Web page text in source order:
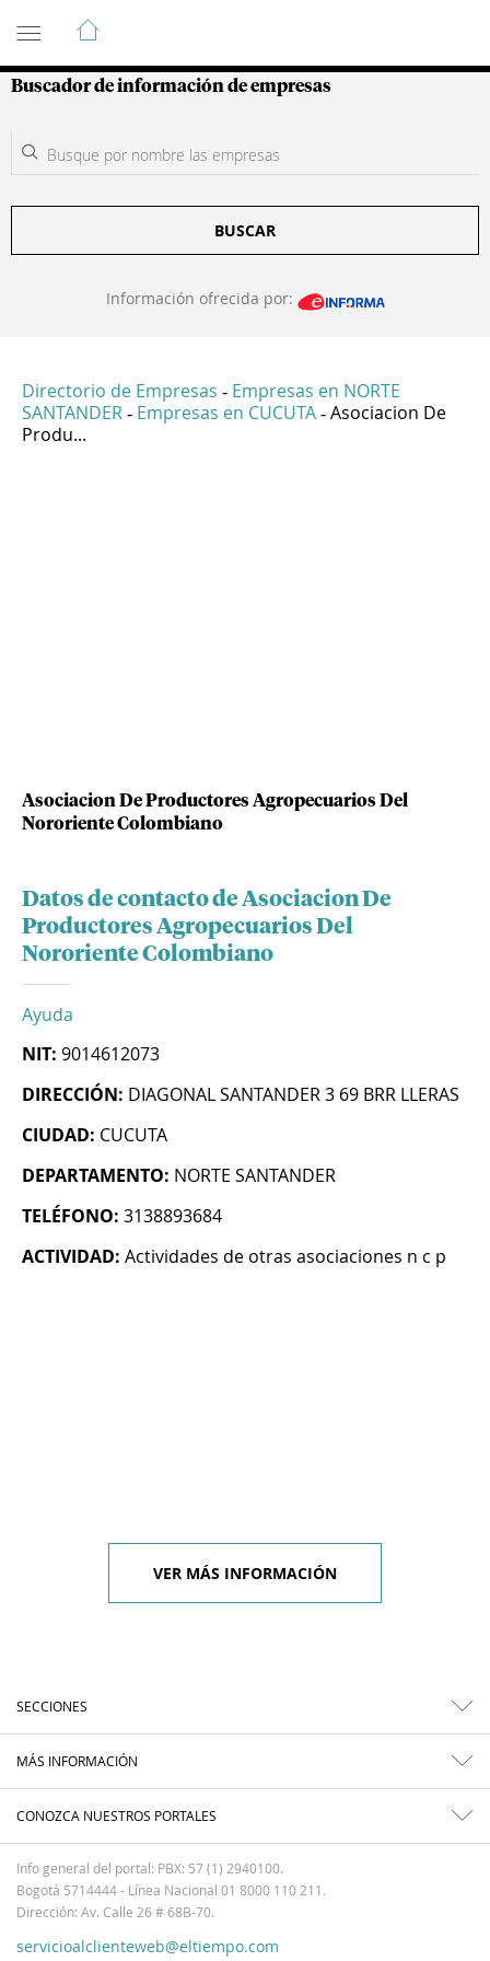
Guía de Empresas Colombianas
Buscador de información de empresas
BUSCAR
Información ofrecida por:
Directorio de Empresas - Empresas en NORTE
SANTANDER - Empresas en CUCUTA - Asociacion De
Produ...
Asociacion De Productores Agropecuarios Del
Nororiente Colombiano
Datos de contacto de Asociacion De
Productores Agropecuarios Del
Nororiente Colombiano
Ayuda
NIT: 9014612073
DIRECCIÓN: DIAGONAL SANTANDER 3 69 BRR LLERAS
CIUDAD: CUCUTA
DEPARTAMENTO: NORTE SANTANDER
TELÉFONO: 3138893684
ACTIVIDAD: Actividades de otras asociaciones n c p
VER MÁS INFORMACIÓN
SECCIONES
MÁS INFORMACIÓN
CONOZCA NUESTROS PORTALES
Info general del portal: PBX: 57 (1) 2940100.
Bogotá 5714444 - Línea Nacional 01 8000 110 211.
Dirección: Av. Calle 26 # 68B-70.
servicioalclienteweb@eltiempo.com